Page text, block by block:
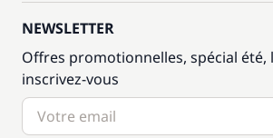
NEWSLETTER
Offres promotionnelles, spécial été,
inscrivez-vous